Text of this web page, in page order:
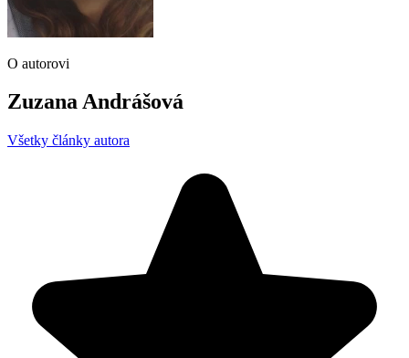
O autorovi
Zuzana Andrášová
Všetky články autora